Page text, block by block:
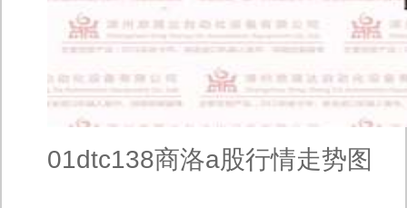
01dtc138商洛a股行情走势图